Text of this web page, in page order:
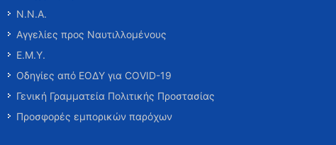
Ν.Ν.Α.
Αγγελίες προς Ναυτιλλομένους
Ε.Μ.Υ.
Οδηγίες από ΕΟΔΥ για COVID-19
Γενική Γραμματεία Πολιτικής Προστασίας
Προσφορές εμπορικών παρόχων